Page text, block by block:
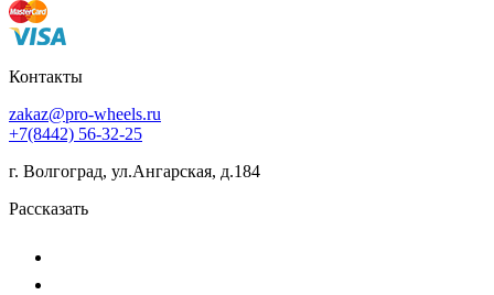
Контакты
zakaz@pro-wheels.ru
+7(8442) 56-32-25
г. Волгоград, ул.Ангарская, д.184
Рассказать